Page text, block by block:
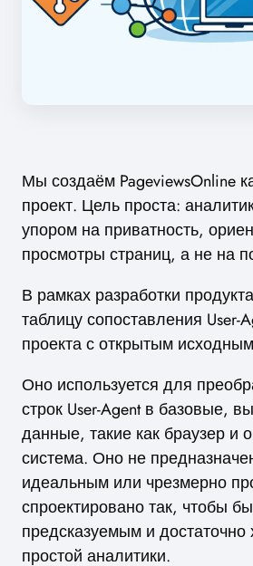
Мы создаём PageviewsOnline
проект. Цель проста:
упором на приватность,
просмотры страниц, а не на
В рамках разработки
таблицу сопоставления User-
проекта с открытым
Оно используется для
строк User-Agent в базовые,
данные, такие как браузер и
система. Оно не
идеальным или чрезмерно
спроектировано так, чтобы
предсказуемым и
простой аналитики.